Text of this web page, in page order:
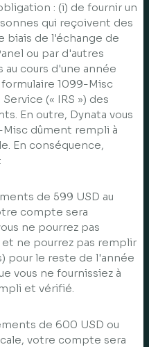
: (i) de fournir un
qui reçoivent des
biais de l'échange de
ou par d'autres
au cours d'une année
1099-Misc
(« IRS ») des
En outre, Dynata vous
dûment rempli à
En conséquence,
de 599 USD au
compte sera
ne pourrez pas
ne pourrez pas remplir
pour le reste de l'année
vous ne fournissiez à
et vérifié.
de 600 USD ou
votre compte sera